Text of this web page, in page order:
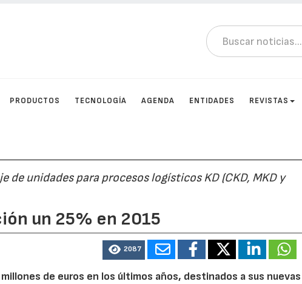
PRODUCTOS TECNOLOGÍA AGENDA ENTIDADES REVISTAS
de unidades para procesos logísticos KD (CKD, MKD y
un 25% en 2015
2087
de euros en los últimos años, destinados a sus nuevas